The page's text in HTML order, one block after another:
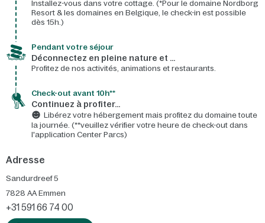
Installez-vous dans votre cottage. (*Pour le domaine Nordborg
Resort & les domaines en Belgique, le check-in est possible
dès 15h.)
Pendant votre séjour
Déconnectez en pleine nature et …
Profitez de nos activités, animations et restaurants.
Check-out avant 10h**
Continuez à profiter…
Libérez votre hébergement mais profitez du domaine toute
la journée. (**veuillez vérifier votre heure de check-out dans
l'application Center Parcs)
Adresse
Sandurdreef 5
7828 AA Emmen
+31 591 66 74 00